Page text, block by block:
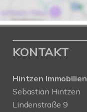
KONTAKT
Hintzen Immobilien
Sebastian Hintzen
Lindenstraße 9